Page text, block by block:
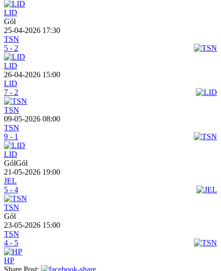
LID
Gól
25-04-2026 17:30
TSN
5 - 2
LID
26-04-2026 15:00
LID
7 - 2
TSN
09-05-2026 08:00
TSN
9 - 1
LID
GólGól
21-05-2026 19:00
JEL
5 - 4
TSN
Gól
23-05-2026 15:00
TSN
4 - 5
HP